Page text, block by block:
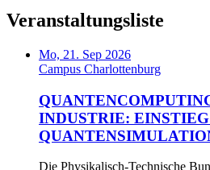
Veranstaltungsliste
Mo, 21. Sep 2026
Campus Charlottenburg
INDUSTRIE:
Die Physikalisch-Technische